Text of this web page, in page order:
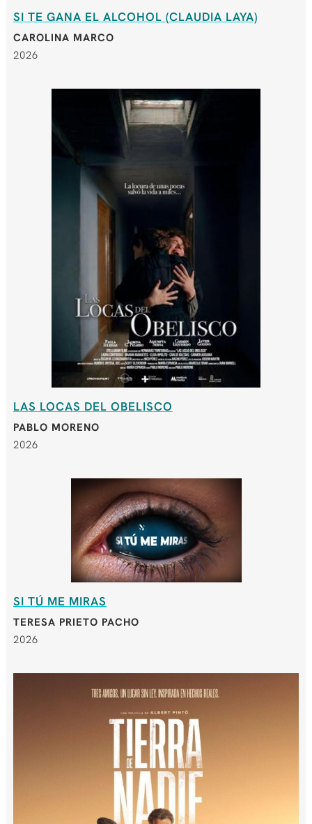
SI TE GANA EL ALCOHOL (CLAUDIA LAYA)
CAROLINA MARCO
2026
LAS LOCAS DEL OBELISCO
PABLO MORENO
2026
SI TÚ ME MIRAS
TERESA PRIETO PACHO
2026